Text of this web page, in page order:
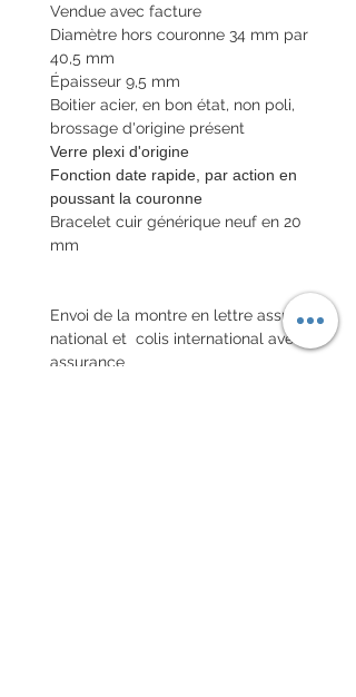
Vendue avec facture
Diamètre hors couronne 34 mm par
40,5 mm
Épaisseur 9,5 mm
Boitier acier, en bon état, non poli,
brossage d'origine présent
Verre plexi d'origine
Fonction date rapide, par action en
poussant la couronne
Bracelet cuir générique neuf en 20
mm
Envoi de la montre en lettre assuré
national et colis international avec
assurance